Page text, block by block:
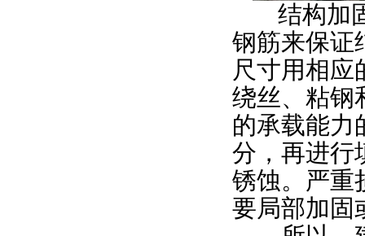
结构加固
钢筋来保证
尺寸用相应
绕丝、粘钢
的承载能力
分，再进行
锈蚀。严重
要局部加固